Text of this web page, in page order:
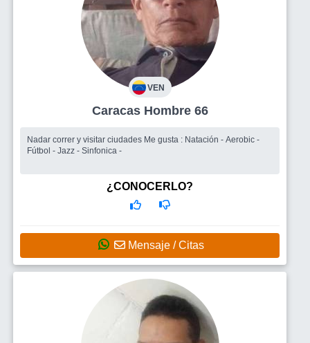
VEN
Caracas Hombre 66
Nadar correr y visitar ciudades Me gusta : Natación - Aerobic -
Fútbol - Jazz - Sinfonica -
¿CONOCERLO?
Mensaje / Citas